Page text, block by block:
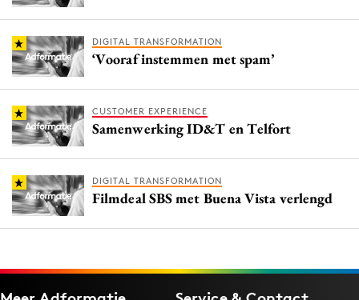
DIGITAL TRANSFORMATION
‘Vooraf instemmen met spam’
CUSTOMER EXPERIENCE
Samenwerking ID&T en Telfort
DIGITAL TRANSFORMATION
Filmdeal SBS met Buena Vista verlengd